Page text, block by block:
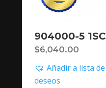
904000-5 1SC
$6,040.00
Añadir a lista de
deseos